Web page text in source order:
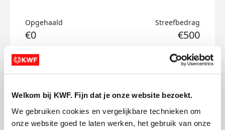
Welkom bij KWF. Fijn dat je onze website bezoekt.
We gebruiken cookies en vergelijkbare technieken om
onze website goed te laten werken, het gebruik van onze
Opgehaald
€0
Streefbedrag
€500
Doneer
Rixt's badges